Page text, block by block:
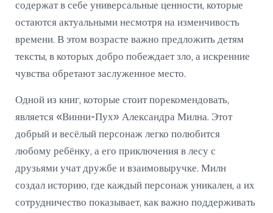
содержат в себе универсальные ценности, которые
остаются актуальными несмотря на изменчивость
времени. В этом возрасте важно предложить детям
тексты, в которых добро побеждает зло, а искренние
чувства обретают заслуженное место.
Одной из книг, которые стоит порекомендовать,
является «Винни-Пух» Александра Милна. Этот
добрый и весёлый персонаж легко полюбится
любому ребёнку, а его приключения в лесу с
друзьями учат дружбе и взаимовыручке. Милн
создал историю, где каждый персонаж уникален, а их
сотрудничество показывает, как важно поддерживать